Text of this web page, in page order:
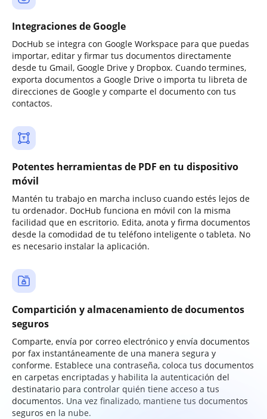
Integraciones de Google
DocHub se integra con Google Workspace para que puedas
importar, editar y firmar tus documentos directamente
desde tu Gmail, Google Drive y Dropbox. Cuando termines,
exporta documentos a Google Drive o importa tu libreta de
direcciones de Google y comparte el documento con tus
contactos.
Potentes herramientas de PDF en tu dispositivo
móvil
Mantén tu trabajo en marcha incluso cuando estés lejos de
tu ordenador. DocHub funciona en móvil con la misma
facilidad que en escritorio. Edita, anota y firma documentos
desde la comodidad de tu teléfono inteligente o tableta. No
es necesario instalar la aplicación.
Compartición y almacenamiento de documentos
seguros
Comparte, envía por correo electrónico y envía documentos
por fax instantáneamente de una manera segura y
conforme. Establece una contraseña, coloca tus documentos
en carpetas encriptadas y habilita la autenticación del
destinatario para controlar quién tiene acceso a tus
documentos. Una vez finalizado, mantiene tus documentos
seguros en la nube.